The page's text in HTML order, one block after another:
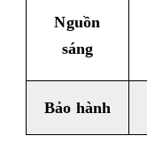
Nguồn
sáng
Bảo hành